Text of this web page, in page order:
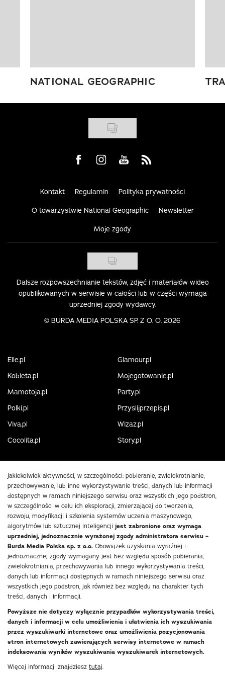
NATIONAL GEOGRAPHIC
Visit us on Facebook
Visit us on Instagram
Visit us on Youtube
Visit us on Rss
Kontakt Regulamin Polityka prywatności
O towarzystwie National Geographic Newsletter
Moje zgody
Dalsze rozpowszechnianie tekstów, zdjęć i materiałów wideo
opublikowanych w serwisie w całości lub w części wymaga
uprzedniej zgody wydawcy.
© BURDA MEDIA POLSKA SP. Z O. O. 2026
Elle.pl
Glamour.pl
Kobieta.pl
Mojegotowanie.pl
Mamotoja.pl
Party.pl
Polki.pl
Przyslijprzepis.pl
Viva.pl
Wizaz.pl
Cocolita.pl
Story.pl
Jakiekolwiek aktywności, w szczególności: pobieranie, zwielokrotnianie,
przechowywanie, lub inne wykorzystywanie treści, danych lub informacji
dostępnych w ramach niniejszego serwisu oraz wszystkich jego podstron,
w szczególności w celu ich eksploracji, zmierzającej do tworzenia,
rozwoju, modyfikacji i szkolenia systemów uczenia maszynowego,
algorytmów lub sztucznej inteligencji jest zabronione oraz wymaga
uprzedniej, jednoznacznie wyrażonej zgody administratora serwisu –
Burda Media Polska sp. z o.o. Obowiązek uzyskania wyraźnej i
jednoznacznej zgody wymagany jest bez względu sposób pobierania,
zwielokrotniania, przechowywania lub innego wykorzystywania treści,
danych lub informacji dostępnych w ramach niniejszego serwisu oraz
wszystkich jego podstron, jak również bez względu na charakter tych
treści, danych i informacji.
Powyższe nie dotyczy wyłącznie przypadków wykorzystywania treści,
danych i informacji w celu umożliwienia i ułatwienia ich wyszukiwania
przez wyszukiwarki internetowe oraz umożliwienia pozycjonowania
stron internetowych zawierających serwisy internetowe w ramach
indeksowania wyników wyszukiwania wyszukiwarek internetowych.
Więcej informacji znajdziesz tutaj.